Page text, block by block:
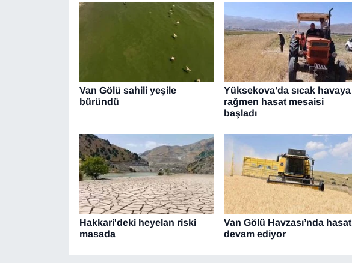
Van Gölü sahili yeşile
büründü
Yüksekova’da sıcak havaya
rağmen hasat mesaisi
başladı
Hakkari'deki heyelan riski
masada
Van Gölü Havzası’nda hasat
devam ediyor